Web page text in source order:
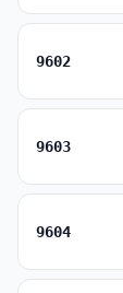
9602
9603
9604